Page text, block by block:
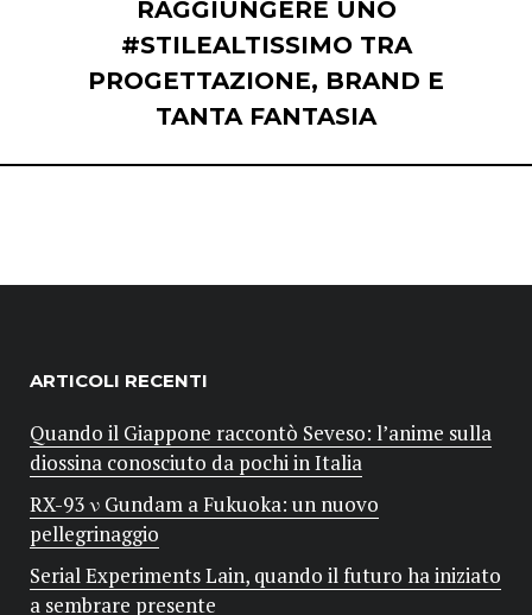
RAGGIUNGERE UNO
#STILEALTISSIMO TRA
PROGETTAZIONE, BRAND E
TANTA FANTASIA
ARTICOLI RECENTI
Quando il Giappone raccontò Seveso: l’anime sulla
diossina conosciuto da pochi in Italia
RX-93 ν Gundam a Fukuoka: un nuovo
pellegrinaggio
Serial Experiments Lain, quando il futuro ha iniziato
a sembrare presente